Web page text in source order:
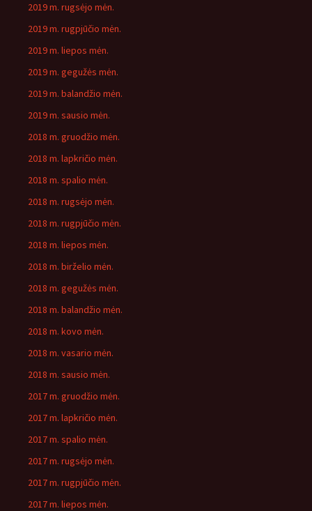
2019 m. rugsėjo mėn.
2019 m. rugpjūčio mėn.
2019 m. liepos mėn.
2019 m. gegužės mėn.
2019 m. balandžio mėn.
2019 m. sausio mėn.
2018 m. gruodžio mėn.
2018 m. lapkričio mėn.
2018 m. spalio mėn.
2018 m. rugsėjo mėn.
2018 m. rugpjūčio mėn.
2018 m. liepos mėn.
2018 m. birželio mėn.
2018 m. gegužės mėn.
2018 m. balandžio mėn.
2018 m. kovo mėn.
2018 m. vasario mėn.
2018 m. sausio mėn.
2017 m. gruodžio mėn.
2017 m. lapkričio mėn.
2017 m. spalio mėn.
2017 m. rugsėjo mėn.
2017 m. rugpjūčio mėn.
2017 m. liepos mėn.